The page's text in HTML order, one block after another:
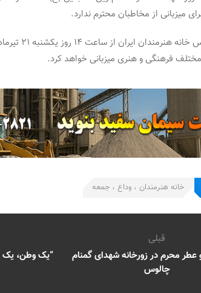
میزبانی از مخاطبان محترم ندارد.
مختلف فرهنگی و هنری میزبانی خواهد کرد.
خانه هنرمندان ، وداع ، جمعه
قبلی
عطر محرم در زورخانه شهدای گمنام
چالوس
“یک وطن، یک